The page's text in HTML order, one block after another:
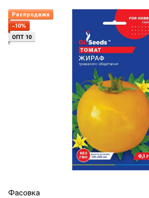
Распродажа
−10%
ОПТ 10
Фасовка